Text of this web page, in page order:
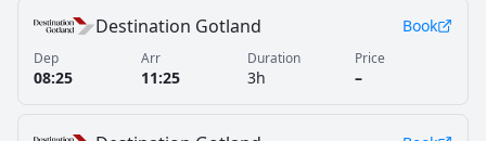
Destination Gotland Book
Dep
08:25
Arr
11:25
Duration
3h
Price
–